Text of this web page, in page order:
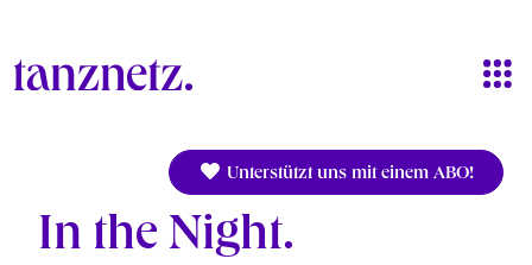
Unterstützt uns mit einem ABO!
In the Night